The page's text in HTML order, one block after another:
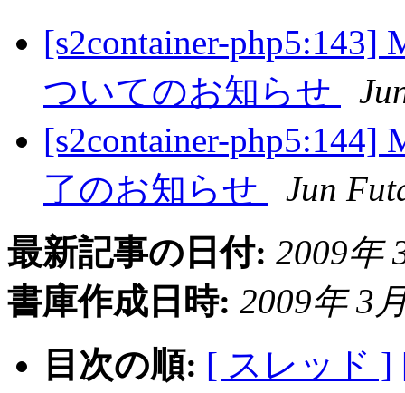
[s2container-
ついてのお知らせ
[s2container-
了のお知らせ
Jun
最新記事の日付: 2009年
書庫作成日時: 2009年 3
目次の順: [ スレッド ]